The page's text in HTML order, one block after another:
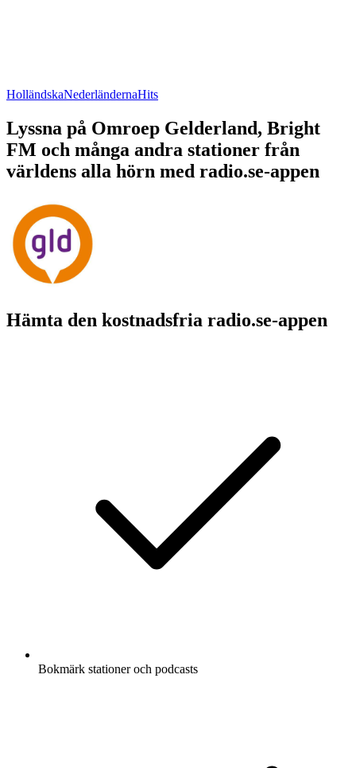
HolländskaNederländernaHits
Lyssna på Omroep Gelderland, Bright
FM och många andra stationer från
världens alla hörn med radio.se-appen
Hämta den kostnadsfria radio.se-appen
Bokmärk stationer och podcasts